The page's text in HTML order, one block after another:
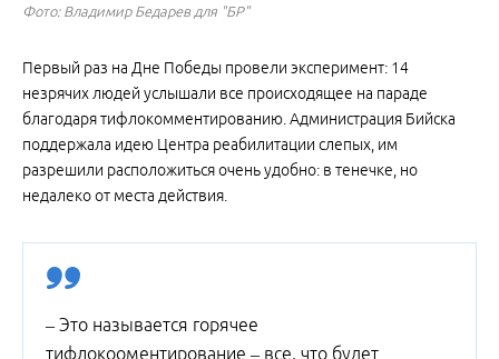
Фото: Владимир Бедарев для "БР"
Первый раз на Дне Победы провели эксперимент: 14
незрячих людей услышали все происходящее на параде
благодаря тифлокомментированию. Администрация Бийска
поддержала идею Центра реабилитации слепых, им
разрешили расположиться очень удобно: в тенечке, но
недалеко от места действия.
– Это называется горячее
тифлокооментирование – все, что будет